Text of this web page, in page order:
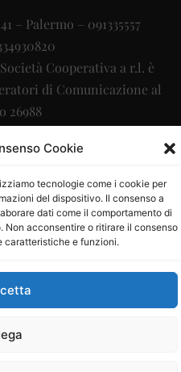
Cookie
tecnologie come i cookie per
del dispositivo. Il consenso a
dati come il comportamento di
Non acconsentire o ritirare il consenso
caratteristiche e funzioni.
– Palermo – 091335557
Cooperativa a r.l. è
di Comunicazione al
26988
srl–info@ladigitale.it